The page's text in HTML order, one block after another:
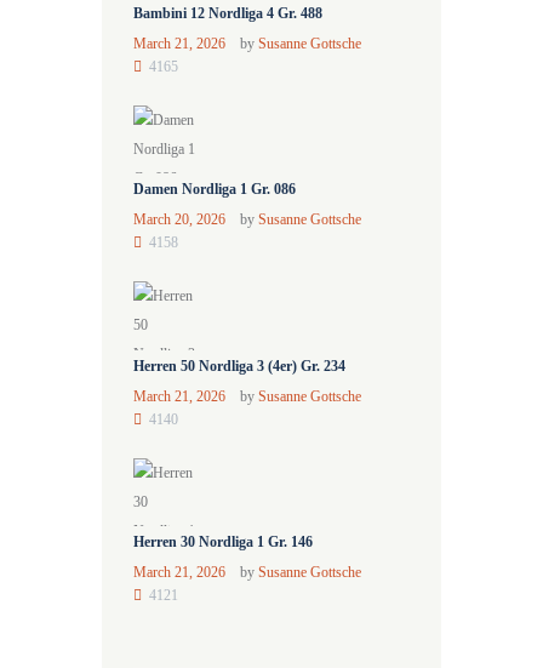
Bambini 12 Nordliga 4 Gr. 488
March 21, 2026
bySusanne Gottsche
4165
Damen Nordliga 1 Gr. 086
March 20, 2026
bySusanne Gottsche
4158
Herren 50 Nordliga 3 (4er) Gr. 234
March 21, 2026
bySusanne Gottsche
4140
Herren 30 Nordliga 1 Gr. 146
March 21, 2026
bySusanne Gottsche
4121